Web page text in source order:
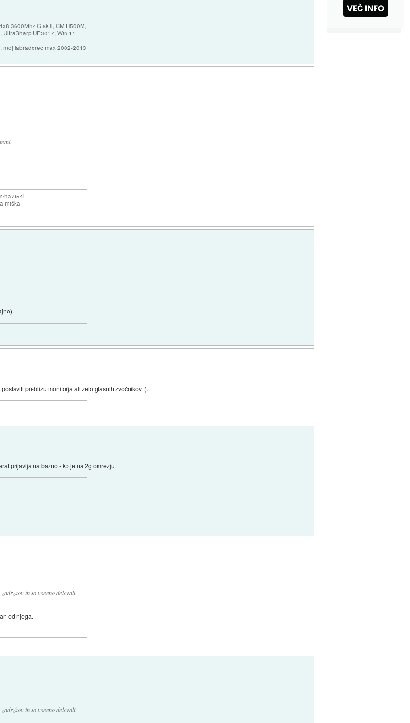
3600Mhz G.skill, CM H500M,
UltraSharp UP3017, Win 11
moj labradorec max 2002-2013
na7r54l
miška
preblizu monitorja ali zelo glasnih zvočnikov :).
prijavlja na bazno - ko je na 2g omrežju.
in so vseeno delovali.
od njega.
in so vseeno delovali.